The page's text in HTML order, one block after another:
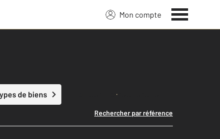
Mon compte
de biens Lancer ma recherche
Rechercher par référence